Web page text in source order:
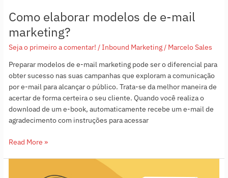
Como elaborar modelos de e-mail
marketing?
Seja o primeiro a comentar! /Inbound Marketing/ Marcelo Sales
Preparar modelos de e-mail marketing pode ser o diferencial para
obter sucesso nas suas campanhas que exploram a comunicação
por e-mail para alcançar o público. Trata-se da melhor maneira de
acertar de forma certeira o seu cliente. Quando você realiza o
download de um e-book, automaticamente recebe um e-mail de
agradecimento com instruções para acessar
Read More »